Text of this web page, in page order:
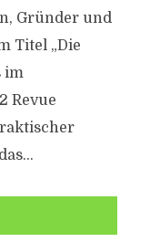
Gründer und
Titel „Die
im
Revue